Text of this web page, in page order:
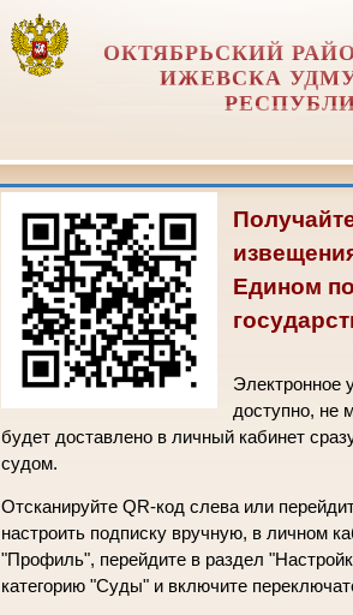
ОКТЯБРЬСКИЙ
ИЖЕВСКА
Едином
Электронное
доступно, не
будет доставлено в личный кабинет
судом.
Отсканируйте QR-код слева или
настроить подписку вручную, в личном
"Профиль", перейдите в раздел
категорию "Суды" и включите